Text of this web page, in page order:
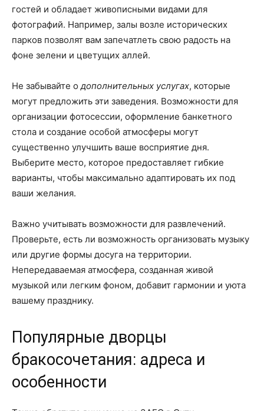
гостей и обладает живописными видами для
фотографий. Например, залы возле исторических
парков позволят вам запечатлеть свою радость на
фоне зелени и цветущих аллей.
Не забывайте одополнительных услугах, которые
могут предложить эти заведения. Возможности для
организации фотосессии, оформление банкетного
стола и создание особой атмосферы могут
существенно улучшить ваше восприятие дня.
Выберите место, которое предоставляет гибкие
варианты, чтобы максимально адаптировать их под
ваши желания.
Важно учитывать возможности для развлечений.
Проверьте, есть ли возможность организовать музыку
или другие формы досуга на территории.
Непередаваемая атмосфера, созданная живой
музыкой или легким фоном, добавит гармонии и уюта
вашему празднику.
Популярные дворцы
бракосочетания: адреса и
особенности